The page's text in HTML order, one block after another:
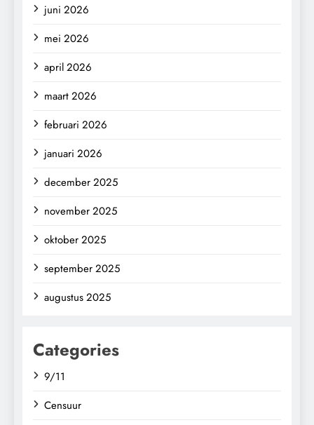
juni 2026
mei 2026
april 2026
maart 2026
februari 2026
januari 2026
december 2025
november 2025
oktober 2025
september 2025
augustus 2025
Categories
9/11
Censuur